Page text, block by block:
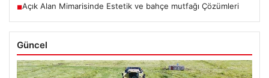
■Açık Alan Mimarisinde Estetik ve bahçe mutfağı Çözümleri
Güncel